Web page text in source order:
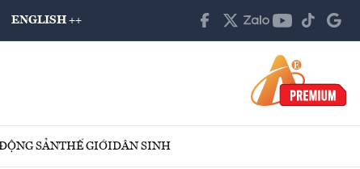
ENGLISH ++
SẢNTHẾ GIỚIDÂN SINH